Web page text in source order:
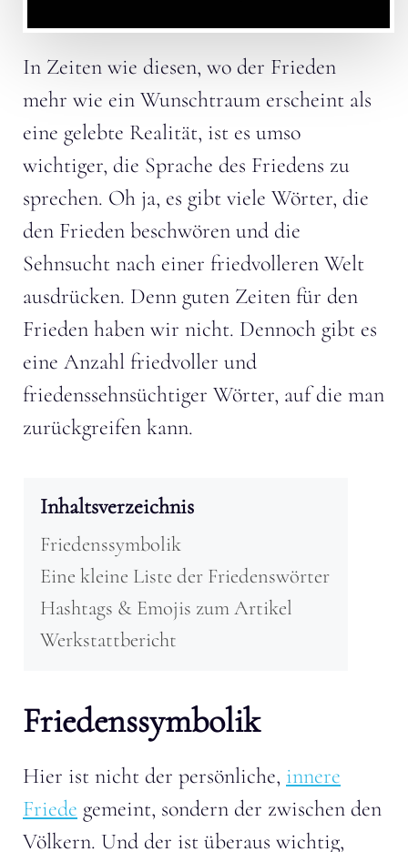
In Zeiten wie diesen, wo der Frieden
mehr wie ein Wunschtraum erscheint als
eine gelebte Realität, ist es umso
wichtiger, die Sprache des Friedens zu
sprechen. Oh ja, es gibt viele Wörter, die
den Frieden beschwören und die
Sehnsucht nach einer friedvolleren Welt
ausdrücken. Denn guten Zeiten für den
Frieden haben wir nicht. Dennoch gibt es
eine Anzahl friedvoller und
friedenssehnsüchtiger Wörter, auf die man
zurückgreifen kann.
Inhaltsverzeichnis
Friedenssymbolik
Eine kleine Liste der Friedenswörter
Hashtags & Emojis zum Artikel
Werkstattbericht
Friedenssymbolik
Hier ist nicht der persönliche, innere
Friede gemeint, sondern der zwischen den
Völkern. Und der ist überaus wichtig,